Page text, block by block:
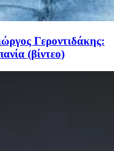
Γεροντιδάκης:
(βίντεο)